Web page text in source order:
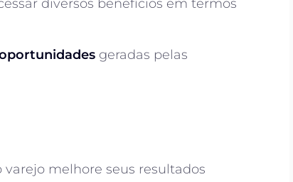
diversos benefícios em termos
geradas pelas
melhore seus resultados